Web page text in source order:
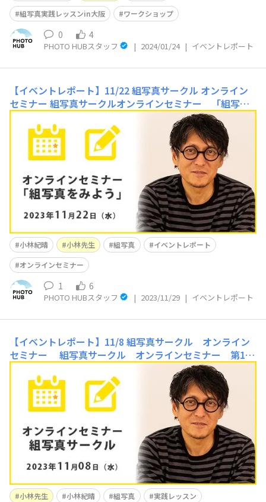
組写真実践レッスンin大阪
ワークショップ
0 4
PHOTO HUBスタッフ | 2024/01/24 | イベントレポート
【イベントレポート】11/22 組写真サークル オンライン
セミナー 組写真サークルオンラインセミナー 「組写真
を見よう」 組写真サークル オンラインセミナー 「組
写真を見よう」 11月22日(水)20時より組写真サークルの
オンラインセミナーが開催されました！ 今回のオンライ
ンセミナーは過去に会報フォトコンテストで入賞した作品
小林紀晴 小林先生 組写真
イベントレポート
オンラインセミナー
1 6
PHOTO HUBスタッフ | 2023/11/29 | イベントレポート
【イベントレポート】11/8 組写真サークル オンライン
セミナー
組写真サークル オンラインセミナー 第1
回 組写真実践レッスン・ワークショップ総評【開催日：
11月8日（水） 20：00～21:00】第1回組写真実践レッス
ン～思い出の校舎編～から投稿された組写真作品を小林先
生に講評いただきました。投稿作品を手元で再現し、思い
出の校舎編で使用した写真を解説いただきな
小林先生 小林紀晴 組写真 実践レッスン